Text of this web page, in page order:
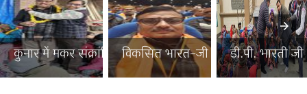
कुनार में मकर संक्रांति पर...विकसित भारत–जी राम जी जनज...
डी.पी. भारती